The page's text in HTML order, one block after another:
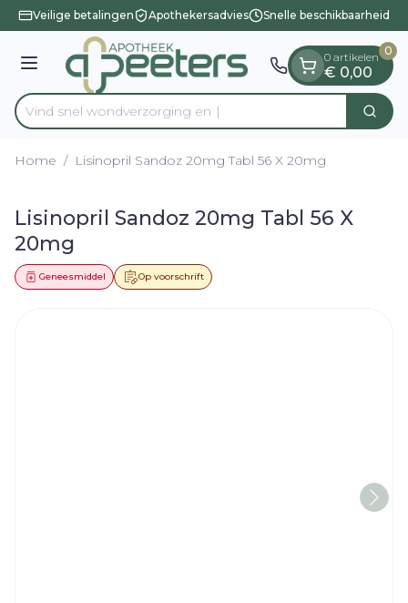
Ga naar de inhoud
1 van 1
Veilige betalingen Apothekersadvies Snelle beschikbaarheid
Menu
Product, merk, categorie...
Vind snel wondverzo Zoek
0 artikelen
€ 0,00
0
Home / Lisinopril Sandoz 20mg Tabl 56 X 20mg
Lisinopril Sandoz 20mg Tabl 56 X
20mg
Op voorschrift
Geneesmiddel